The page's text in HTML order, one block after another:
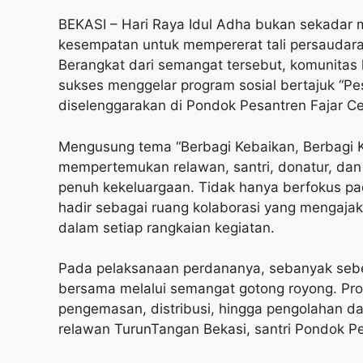
BEKASI – Hari Raya Idul Adha bukan
kesempatan untuk mempererat tali
Berangkat dari semangat tersebut,
sukses menggelar program sosial bertajuk
diselenggarakan di Pondok Pesantren Fajar
Mengusung tema “Berbagi Kebaikan,
mempertemukan relawan, santri, donatur,
penuh kekeluargaan. Tidak hanya berfokus
hadir sebagai ruang kolaborasi yang
dalam setiap rangkaian kegiatan.
Pada pelaksanaan perdananya, sebanyak
bersama melalui semangat gotong royong.
pengemasan, distribusi, hingga pengolahan
relawan TurunTangan Bekasi, santri Pondok